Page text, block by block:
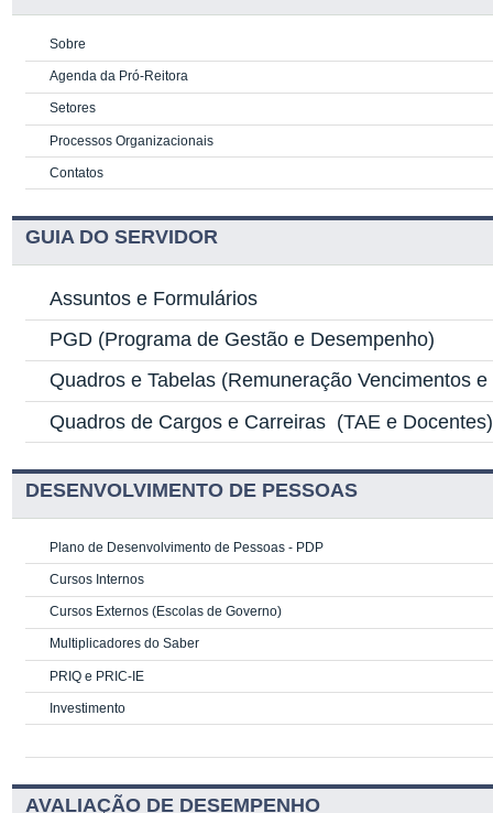
Sobre
Agenda da Pró-Reitora
Setores
Processos Organizacionais
Contatos
GUIA DO SERVIDOR
Assuntos e Formulários
PGD (Programa de Gestão e Desempenho)
Quadros e Tabelas (Remuneração Vencimentos
Quadros de Cargos e Carreiras (TAE e Docentes)
DESENVOLVIMENTO DE PESSOAS
Plano de Desenvolvimento de Pessoas - PDP
Cursos Internos
Cursos Externos (Escolas de Governo)
Multiplicadores do Saber
PRIQ e PRIC-IE
Investimento
AVALIAÇÃO DE DESEMPENHO